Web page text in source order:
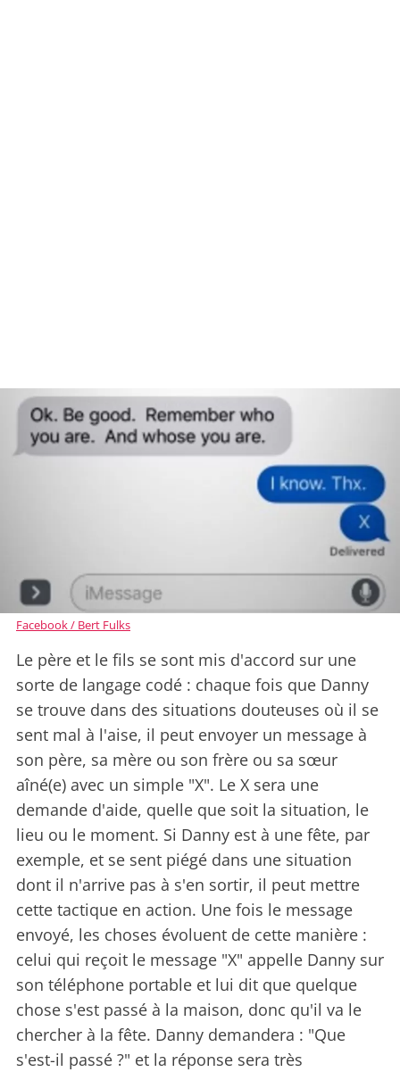
Facebook / Bert Fulks
Le père et le fils se sont mis d'accord sur une
sorte de langage codé : chaque fois que Danny
se trouve dans des situations douteuses où il se
sent mal à l'aise, il peut envoyer un message à
son père, sa mère ou son frère ou sa sœur
aîné(e) avec un simple "X". Le X sera une
demande d'aide, quelle que soit la situation, le
lieu ou le moment. Si Danny est à une fête, par
exemple, et se sent piégé dans une situation
dont il n'arrive pas à s'en sortir, il peut mettre
cette tactique en action. Une fois le message
envoyé, les choses évoluent de cette manière :
celui qui reçoit le message "X" appelle Danny sur
son téléphone portable et lui dit que quelque
chose s'est passé à la maison, donc qu'il va le
chercher à la fête. Danny demandera : "Que
s'est-il passé ?" et la réponse sera très